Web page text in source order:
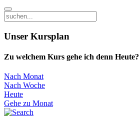
Unser Kursplan
Zu welchem Kurs gehe ich denn Heute?
Nach Monat
Nach Woche
Heute
Gehe zu Monat